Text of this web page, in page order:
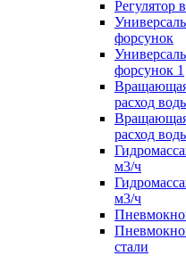
Регулятор
форсунок
форсунок 1
расход
расход
м3/ч
м3/ч
стали